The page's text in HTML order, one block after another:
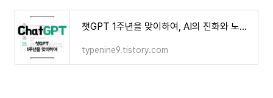
챗GPT 1주년을 맞이하여, AI의 진화와 노동시장 변화, 기대, 전망
typenine9.tistory.com